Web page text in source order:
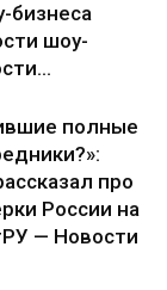
бизнеса
шоу-
полные
про
России на
— Новости